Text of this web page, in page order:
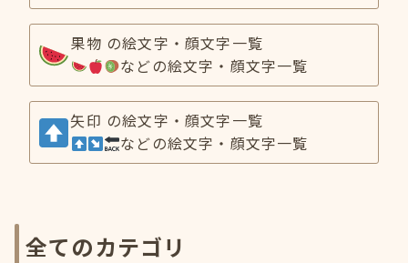
果物 の絵文字・顔文字一覧
などの絵文字・顔文字一覧
矢印 の絵文字・顔文字一覧
などの絵文字・顔文字一覧
全てのカテゴリ